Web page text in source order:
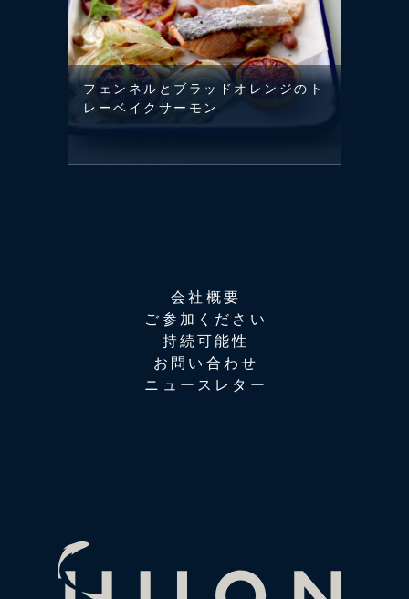
フェンネルとブラッドオレンジのト
レーベイクサーモン
会社概要
ご参加ください
持続可能性
お問い合わせ
ニュースレター